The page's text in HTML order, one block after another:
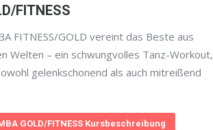
FITNESS
FITNESS/GOLD vereint das Beste aus
Welten – ein schwungvolles Tanz-Workout,
gelenkschonend als auch mitreißend
GOLD/FITNESS Kursbeschreibung